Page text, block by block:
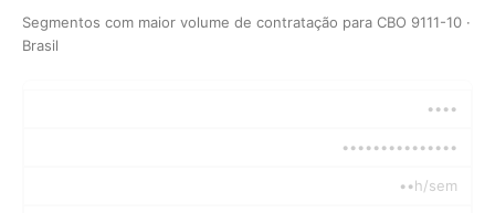
Segmentos com maior volume de contratação para CBO 9111-10 ·
Brasil
••••
•••••••••••••••
••h/sem